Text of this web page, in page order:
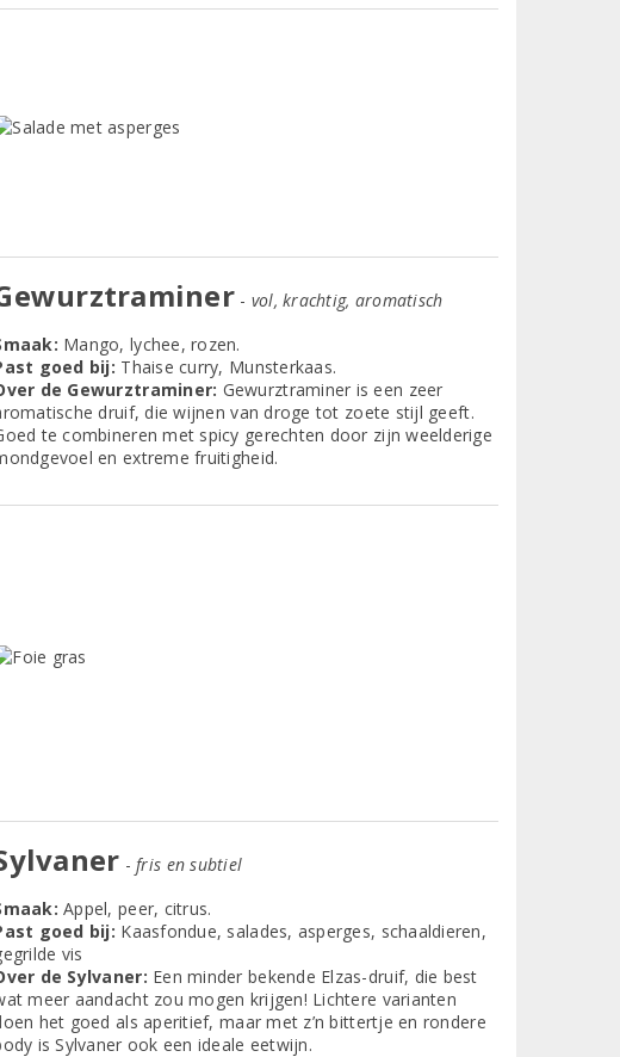
- vol, krachtig, aromatisch
Mango, lychee, rozen.
goed bij: Thaise curry, Munsterkaas.
de Gewurztraminer: Gewurztraminer is een zeer
druif, die wijnen van droge tot zoete stijl geeft.
te combineren met spicy gerechten door zijn weelderige
en extreme fruitigheid.
- fris en subtiel
Appel, peer, citrus.
goed bij: Kaasfondue, salades, asperges, schaaldieren,
vis
de Sylvaner: Een minder bekende Elzas-druif, die best
meer aandacht zou mogen krijgen! Lichtere varianten
het goed als aperitief, maar met z’n bittertje en rondere
is Sylvaner ook een ideale eetwijn.